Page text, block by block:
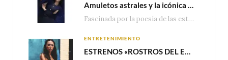
Amuletos astrales y la icónica colección Zodiaque de Van Cleef & Arpels
Fascinada por la poesía de las estrellas, la Maison Van Cleef & Arpels celebra la llegada de las…
ENTRETENIMIENTO
ESTRENOS «ROSTROS DEL ENGAÑO», ESPECIAL DE LIFETIME MOVIES DONDE NADA NI NADIE ES LO QUE PARECE